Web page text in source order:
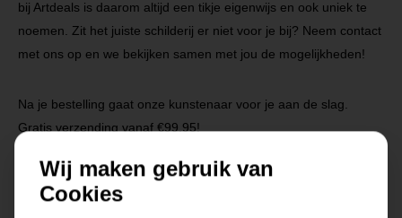
bij Artdeals is daarom altijd een tikje eigenwijs en ook uniek te
noemen. Zit het juiste schilderij er niet voor je bij? Neem contact
met ons op en we bekijken samen met jou de mogelijkheden!
Na je bestelling gaat onze kunstenaar voor je aan de slag.
Gratis verzending vanaf €99,95!
Specificaties
Wij maken gebruik van
Cookies